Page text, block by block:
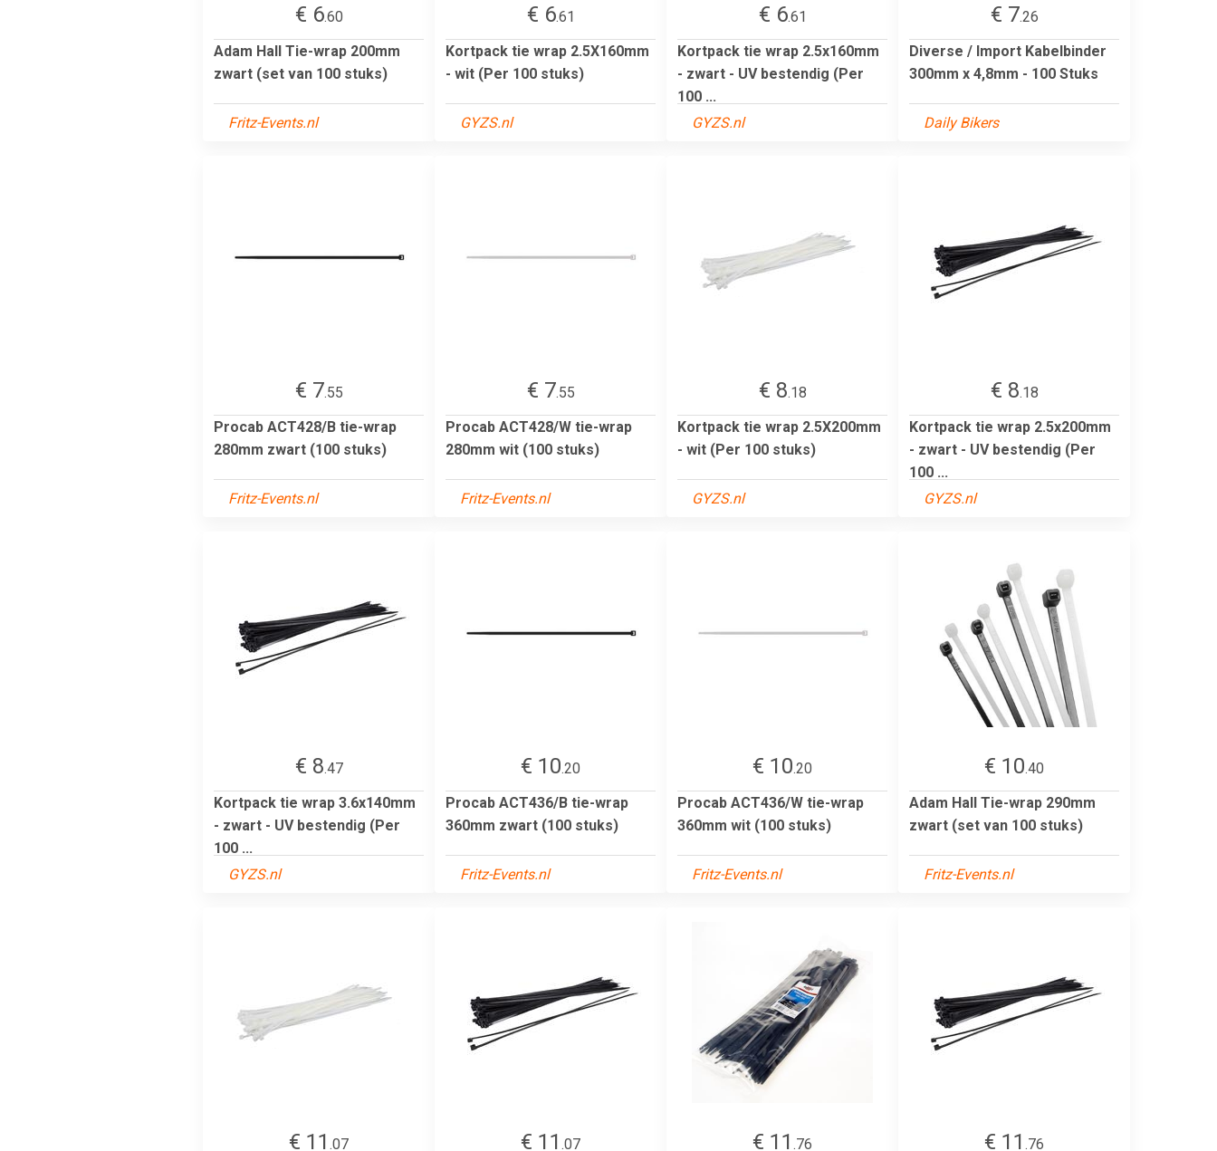
€ 6.60
Adam Hall Tie-wrap 200mm
zwart (set van 100 stuks)
Fritz-Events.nl
€ 6.61
Kortpack tie wrap 2.5X160mm
- wit (Per 100 stuks)
GYZS.nl
€ 6.61
Kortpack tie wrap 2.5x160mm
- zwart - UV bestendig (Per
100 ...
GYZS.nl
€ 7.26
Diverse / Import Kabelbinder
300mm x 4,8mm - 100 Stuks
Daily Bikers
€ 7.55
Procab ACT428/B tie-wrap
280mm zwart (100 stuks)
Fritz-Events.nl
€ 7.55
Procab ACT428/W tie-wrap
280mm wit (100 stuks)
Fritz-Events.nl
€ 8.18
Kortpack tie wrap 2.5X200mm
- wit (Per 100 stuks)
GYZS.nl
€ 8.18
Kortpack tie wrap 2.5x200mm
- zwart - UV bestendig (Per
100 ...
GYZS.nl
€ 8.47
Kortpack tie wrap 3.6x140mm
- zwart - UV bestendig (Per
100 ...
GYZS.nl
€ 10.20
Procab ACT436/B tie-wrap
360mm zwart (100 stuks)
Fritz-Events.nl
€ 10.20
Procab ACT436/W tie-wrap
360mm wit (100 stuks)
Fritz-Events.nl
€ 10.40
Adam Hall Tie-wrap 290mm
zwart (set van 100 stuks)
Fritz-Events.nl
€ 11 .07 € 11 .07 € 11 .76 € 11 .76